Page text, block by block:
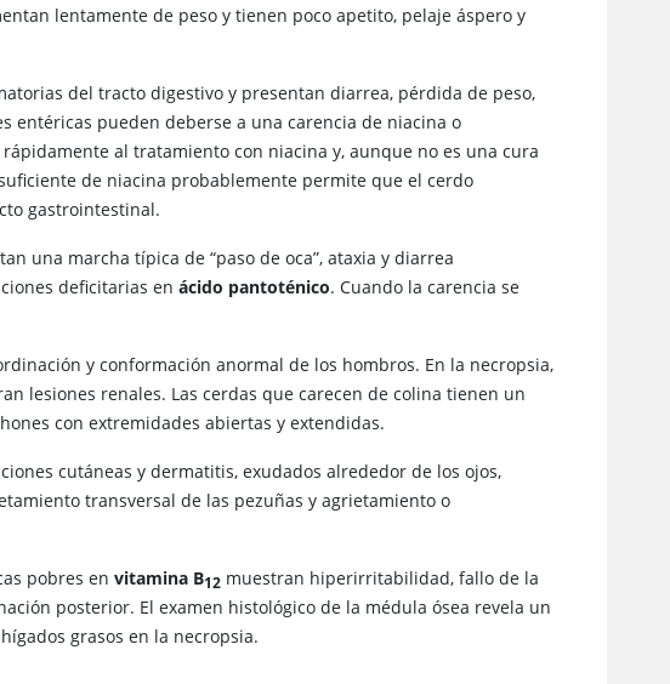
lentamente de peso y tienen poco apetito, pelaje áspero y
del tracto digestivo y presentan diarrea, pérdida de peso,
entéricas pueden deberse a una carencia de niacina o
al tratamiento con niacina y, aunque no es una cura
de niacina probablemente permite que el cerdo
gastrointestinal.
una marcha típica de “paso de oca”, ataxia y diarrea
deficitarias enácido pantoténico. Cuando la carencia se
y conformación anormal de los hombros. En la necropsia,
lesiones renales. Las cerdas que carecen de colina tienen un
con extremidades abiertas y extendidas.
cutáneas y dermatitis, exudados alrededor de los ojos,
transversal de las pezuñas y agrietamiento o
pobres envitamina B​12 muestran hiperirritabilidad, fallo de la
posterior. El examen histológico de la médula ósea revela un
grasos en la necropsia.